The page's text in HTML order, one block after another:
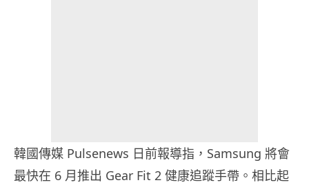
韓國傳媒 Pulsenews 日前報導指，Samsung 將會
最快在 6 月推出 Gear Fit 2 健康追蹤手帶。相比起